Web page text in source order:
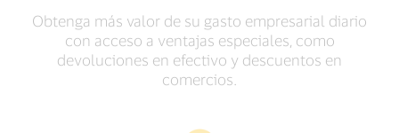
Obtenga más valor de su gasto empresarial diario
con acceso a ventajas especiales, como
devoluciones en efectivo y descuentos en
comercios.